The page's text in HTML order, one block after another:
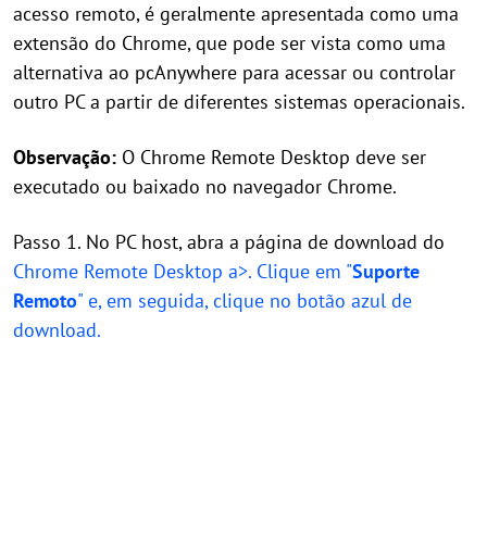
acesso remoto, é geralmente apresentada como uma
extensão do Chrome, que pode ser vista como uma
alternativa ao pcAnywhere para acessar ou controlar
outro PC a partir de diferentes sistemas operacionais.
Observação: O Chrome Remote Desktop deve ser
executado ou baixado no navegador Chrome.
Passo 1. No PC host, abra a página de download do
Chrome Remote Desktop a>. Clique em "Suporte
Remoto" e, em seguida, clique no botão azul de
download.